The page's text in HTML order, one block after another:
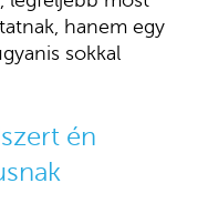
hanem egy
sokkal
én